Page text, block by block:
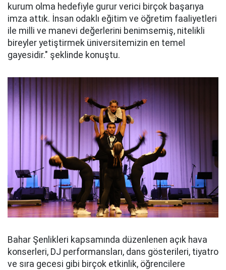
kurum olma hedefiyle gurur verici birçok başarıya
imza attık. İnsan odaklı eğitim ve öğretim faaliyetleri
ile milli ve manevi değerlerini benimsemiş, nitelikli
bireyler yetiştirmek üniversitemizin en temel
gayesidir." şeklinde konuştu.
Bahar Şenlikleri kapsamında düzenlenen açık hava
konserleri, DJ performansları, dans gösterileri, tiyatro
ve sıra gecesi gibi birçok etkinlik, öğrencilere